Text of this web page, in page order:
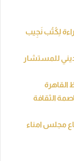
لِكُتُب نَجِيب
للمستشار
القاهرة
الثقافة
مجلس امناء